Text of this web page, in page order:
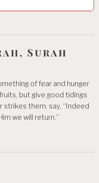
Surah
of fear and hunger
but give good tidings
them, say, “Indeed
we will return.”